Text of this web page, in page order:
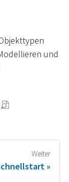
und
Weiter